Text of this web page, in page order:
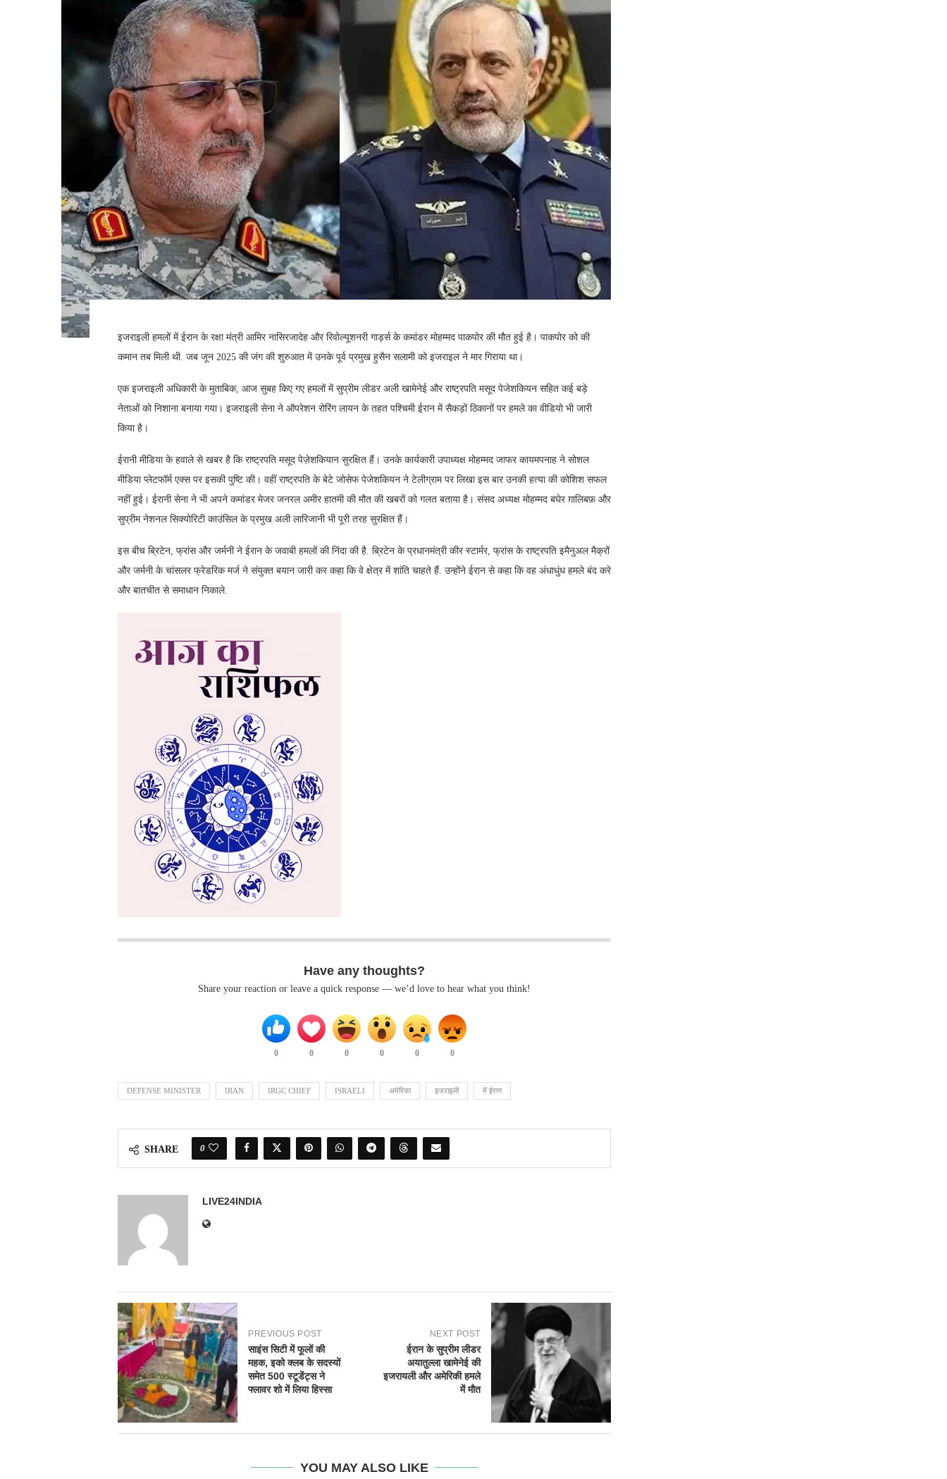
इजराइली हमलों में ईरान के रक्षा मंत्री आमिर नासिरजादेह और रिवोल्यूशनरी गार्ड्स के कमांडर मोहम्मद पाकपोर की मौत हुई है। पाकपोर को की
कमान तब मिली थी. जब जून 2025 की जंग की शुरुआत में उनके पूर्व प्रमुख हुसैन सलामी को इजराइल ने मार गिराया था।
एक इजराइली अधिकारी के मुताबिक, आज सुबह किए गए हमलों में सुप्रीम लीडर अली खामेनेई और राष्ट्रपति मसूद पेजेशकियन सहित कई बड़े
नेताओं को निशाना बनाया गया। इजराइली सेना ने ऑपरेशन रोरिंग लायन के तहत पश्चिमी ईरान में सैकड़ों ठिकानों पर हमले का वीडियो भी जारी
किया है।
ईरानी मीडिया के हवाले से खबर है कि राष्ट्रपति मसूद पेज़ेशकियान सुरक्षित हैं। उनके कार्यकारी उपाध्यक्ष मोहम्मद जाफर कायमपनाह ने सोशल
मीडिया प्लेटफॉर्म एक्स पर इसकी पुष्टि की। वहीं राष्ट्रपति के बेटे जोसेफ पेजेशकियन ने टेलीग्राम पर लिखा इस बार उनकी हत्या की कोशिश सफल
नहीं हुई। ईरानी सेना ने भी अपने कमांडर मेजर जनरल अमीर हातमी की मौत की खबरों को गलत बताया है। संसद अध्यक्ष मोहम्मद बघेर ग़ालिबफ़ और
सुप्रीम नेशनल सिक्योरिटी काउंसिल के प्रमुख अली लारिजानी भी पूरी तरह सुरक्षित हैं।
इस बीच ब्रिटेन, फ्रांस और जर्मनी ने ईरान के जवाबी हमलों की निंदा की है. ब्रिटेन के प्रधानमंत्री कीर स्टार्मर, फ्रांस के राष्ट्रपति इमैनुअल मैक्रों
और जर्मनी के चांसलर फ्रेडरिक मर्ज ने संयुक्त बयान जारी कर कहा कि वे क्षेत्र में शांति चाहते हैं. उन्होंने ईरान से कहा कि वह अंधाधुंध हमले बंद करे
और बातचीत से समाधान निकाले.
Have any thoughts?
Share your reaction or leave a quick response — we’d love to hear what you think!
0 0 0 0 0 0
DEFENSE MINISTER IRAN IRGC CHIEF ISRAELI अमेरिका इजराइली में ईरान
SHARE 0
LIVE24INDIA
PREVIOUS POST
साइंस सिटी में फूलों की
महक, इको क्लब के सदस्यों
समेत 500 स्टूडेंट्स ने
फ्लावर शो में लिया हिस्सा
NEXT POST
ईरान के सुप्रीम लीडर
अयातुल्ला खामेनेई की
इजरायली और अमेरिकी हमले
में मौत
YOU MAY ALSO LIKE